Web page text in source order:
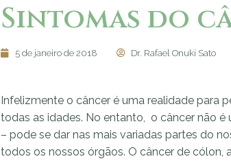
Sintomas do
5 de janeiro de 2018 Dr. Rafael Onuki Sato
Infelizmente o câncer é uma realidade para
todas as idades. No entanto, o câncer não
– pode se dar nas mais variadas partes do
todos os nossos órgãos. O câncer de cólon,